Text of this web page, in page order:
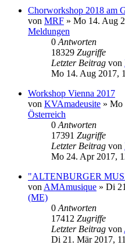
Chorworkshop 2018 am
von MRF » Mo 14. Aug
Meldungen
0 Antworten
18329 Zugriffe
Letzter Beitrag von
Mo 14. Aug 2017,
Workshop Vienna 2017
von KVAmadeusite » Mo
Österreich
0 Antworten
17391 Zugriffe
Letzter Beitrag von
Mo 24. Apr 2017,
"ALTENBURGER
von AMAmusique » Di
(ME)
0 Antworten
17412 Zugriffe
Letzter Beitrag von
Di 21. Mär 2017,